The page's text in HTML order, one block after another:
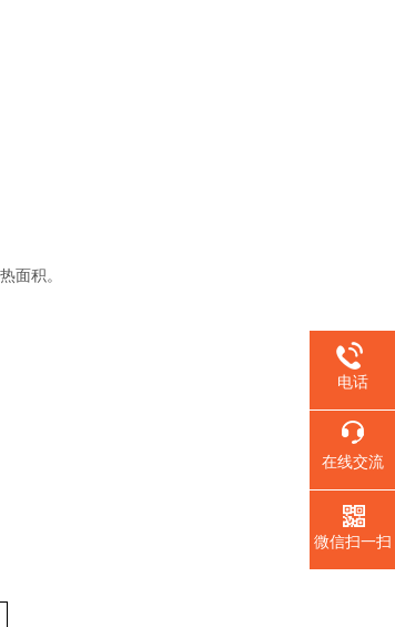
面积。
电话
在线交流
微信扫一扫